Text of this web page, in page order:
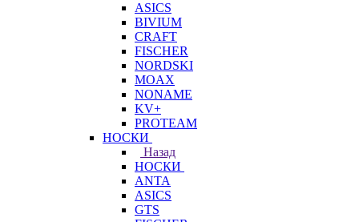
ASICS
BIVIUM
CRAFT
FISCHER
NORDSKI
MOAX
NONAME
KV+
PROTEAM
НОСКИ
Назад
НОСКИ
ANTA
ASICS
GTS